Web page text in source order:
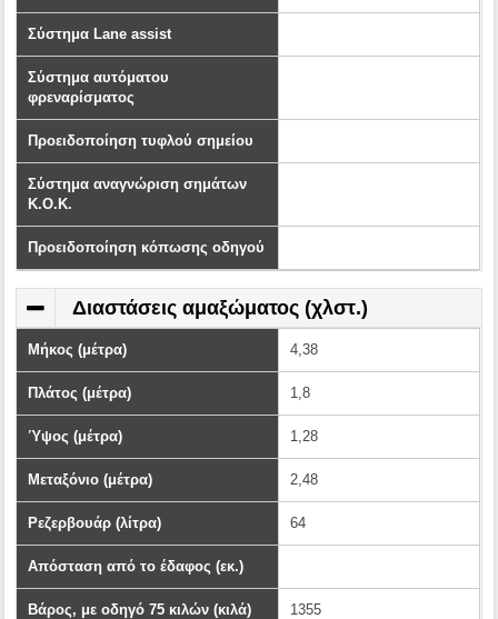
Σύστημα Lane assist
Σύστημα αυτόματου
φρεναρίσματος
Προειδοποίηση τυφλού σημείου
Σύστημα αναγνώριση σημάτων
Κ.Ο.Κ.
Προειδοποίηση κόπωσης οδηγού
Διαστάσεις αμαξώματος (χλστ.)
Μήκος (μέτρα) 4,38
Πλάτος (μέτρα) 1,8
Ύψος (μέτρα) 1,28
Μεταξόνιο (μέτρα) 2,48
Ρεζερβουάρ (λίτρα) 64
Απόσταση από το έδαφος (εκ.)
Βάρος, με οδηγό 75 κιλών (κιλά) 1355